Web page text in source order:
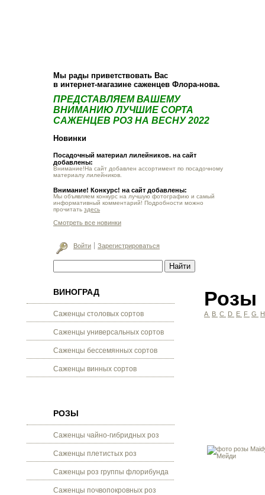
Мы рады приветствовать Вас
в интернет-магазине саженцев Флора-нова.
ПРЕДСТАВЛЯЕМ ВАШЕМУ
ВНИМАНИЮ ЛУЧШИЕ СОРТА
САЖЕНЦЕВ РОЗ НА ВЕСНУ 2022
Новинки
Посадочный материал лилейников. на сайт
добавлены:
Внимание!На сайт добавлен ассортимент по посадочному
материалу лилейников.
Внимание! Конкурс! на сайт добавлены:
Мы объявляем конкурс на лучшую фотографию и самый
информативный комментарий! Подробности можно
прочитать здесь
Смотреть все новинки
Войти Зарегистрироваться
ВИНОГРАД
Саженцы столовых сортов
Саженцы универсальных сортов
Саженцы бессемянных сортов
Саженцы винных сортов
РОЗЫ
Саженцы чайно-гибридных роз
Саженцы плетистых роз
Саженцы роз группы флорибунда
Саженцы почвопокровных роз
Розы
A B C D E F G